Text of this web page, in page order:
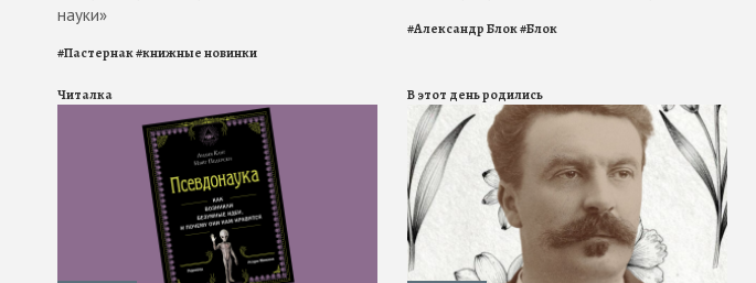
науки»
#Пастернак#книжные новинки
#Александр Блок#Блок
Читалка В этот день родились